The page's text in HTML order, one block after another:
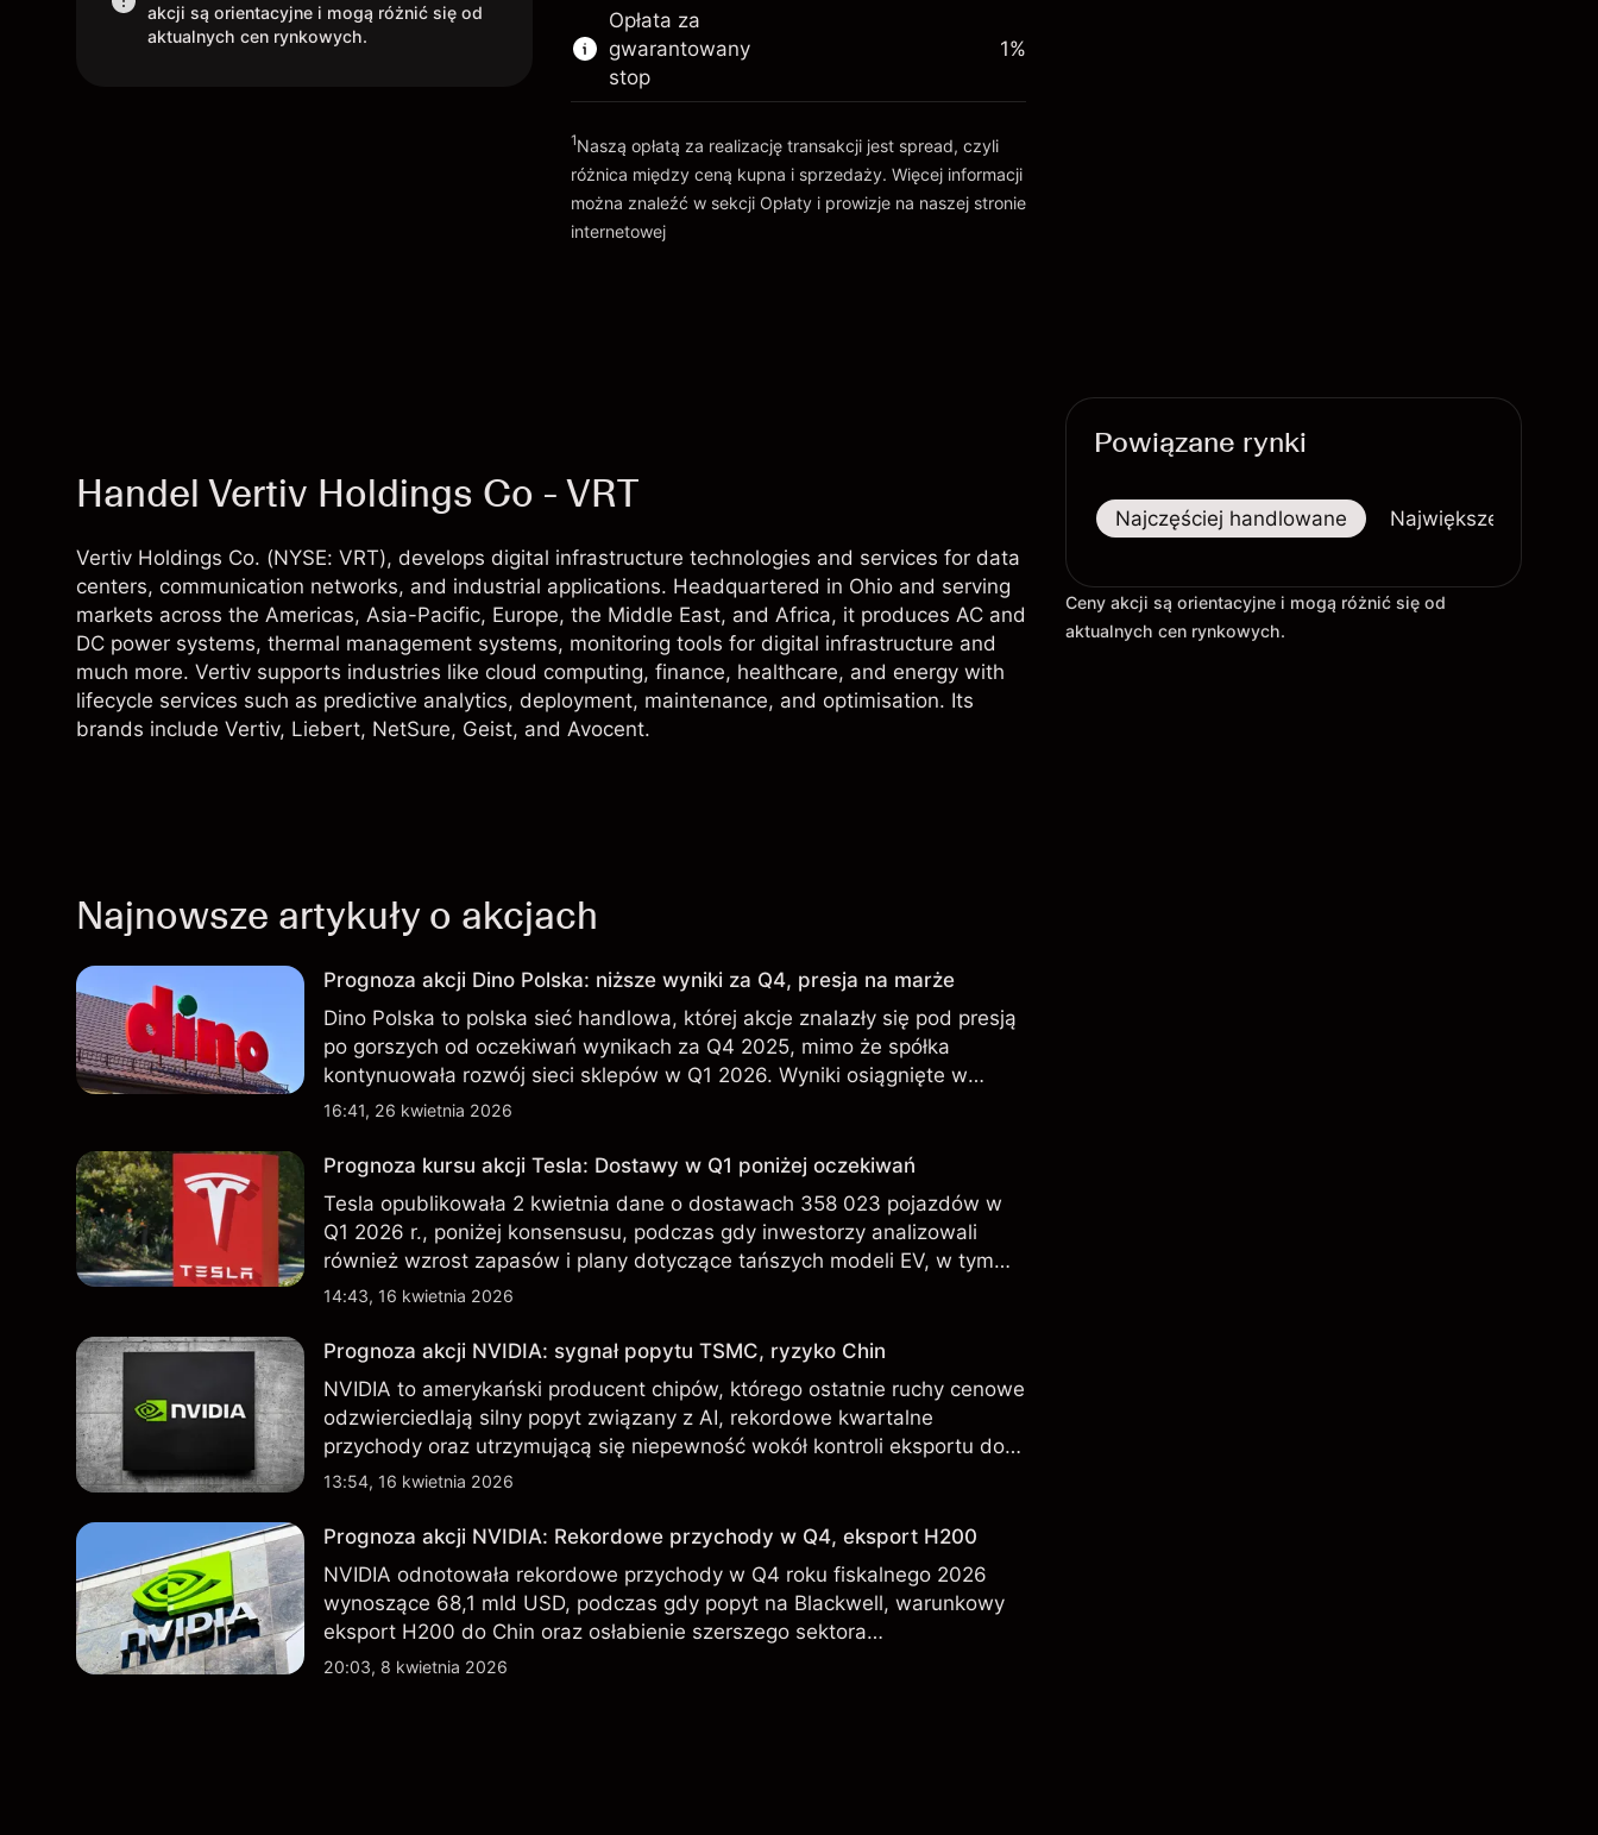
akcji są orientacyjne i mogą różnić się od
aktualnych cen rynkowych.
Idź do platformy
Opłata za
gwarantowany
stop
Opłaty i Prowizje
1%
1Naszą opłatą za realizację transakcji jest spread, czyli
różnica między ceną kupna i sprzedaży. Więcej informacji
można znaleźć w sekcji Opłaty i prowizje na naszej stronie
internetowej
Handel Vertiv Holdings Co - VRT
Vertiv Holdings Co. (NYSE: VRT), develops digital infrastructure technologies and services for data
centers, communication networks, and industrial applications. Headquartered in Ohio and serving
markets across the Americas, Asia-Pacific, Europe, the Middle East, and Africa, it produces AC and
DC power systems, thermal management systems, monitoring tools for digital infrastructure and
much more. Vertiv supports industries like cloud computing, finance, healthcare, and energy with
lifecycle services such as predictive analytics, deployment, maintenance, and optimisation. Its
brands include Vertiv, Liebert, NetSure, Geist, and Avocent.
Najnowsze artykuły o akcjach
Prognoza akcji Dino Polska: niższe wyniki za Q4, presja na marże
Dino Polska to polska sieć handlowa, której akcje znalazły się pod presją
po gorszych od oczekiwań wynikach za Q4 2025, mimo że spółka
kontynuowała rozwój sieci sklepów w Q1 2026. Wyniki osiągnięte w
przeszłości nie są wiarygodnym wskaźnikiem przyszłych rezultatów.
16:41, 26 kwietnia 2026
Prognoza kursu akcji Tesla: Dostawy w Q1 poniżej oczekiwań
Tesla opublikowała 2 kwietnia dane o dostawach 358 023 pojazdów w
Q1 2026 r., poniżej konsensusu, podczas gdy inwestorzy analizowali
również wzrost zapasów i plany dotyczące tańszych modeli EV, w tym
nowego SUV-a. Wyniki osiągnięte w przeszłości nie są wiarygodnym
14:43, 16 kwietnia 2026
Prognoza akcji NVIDIA: sygnał popytu TSMC, ryzyko Chin
NVIDIA to amerykański producent chipów, którego ostatnie ruchy cenowe
odzwierciedlają silny popyt związany z AI, rekordowe kwartalne
przychody oraz utrzymującą się niepewność wokół kontroli eksportu do
Chin. Poznaj cele NVDA od zewnętrznych analityków.
13:54, 16 kwietnia 2026
Prognoza akcji NVIDIA: Rekordowe przychody w Q4, eksport H200
NVIDIA odnotowała rekordowe przychody w Q4 roku fiskalnego 2026
wynoszące 68,1 mld USD, podczas gdy popyt na Blackwell, warunkowy
eksport H200 do Chin oraz osłabienie szerszego sektora
technologicznego nadal kształtują perspektywy akcji.
20:03, 8 kwietnia 2026
Powiązane rynki
Najczęściej handlowane Największe wzrosty
Ceny akcji są orientacyjne i mogą różnić się od
aktualnych cen rynkowych.